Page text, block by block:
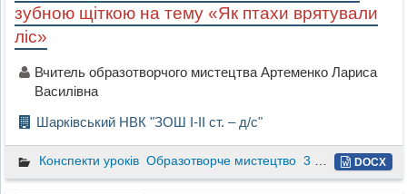
зубною щіткою на тему «Як птахи врятували
ліс»
Вчитель образотворчого мистецтва Артеменко Лариса
Василівна
Шарківський НВК "ЗОШ І-ІІ ст. – д/с"
Конспекти уроків Образотворче мистецтво 3 клас DOCX